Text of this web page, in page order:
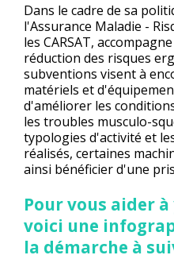
Dans le cadre de sa
l'Assurance Maladie -
les CARSAT,
réduction des risques
subventions visent à
matériels et
d'améliorer les
les troubles musculo-
typologies d'activité et
réalisés, certaines
ainsi bénéficier d'une
Pour vous aider
voici une
la démarche à